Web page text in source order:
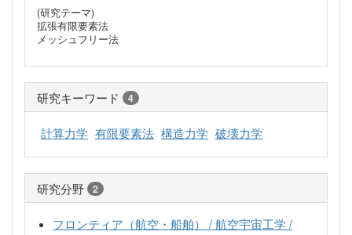
(研究テーマ)
拡張有限要素法
メッシュフリー法
研究キーワード 4
計算力学 有限要素法 構造力学 破壊力学
研究分野 2
フロンティア（航空・船舶） / 航空宇宙工学 /